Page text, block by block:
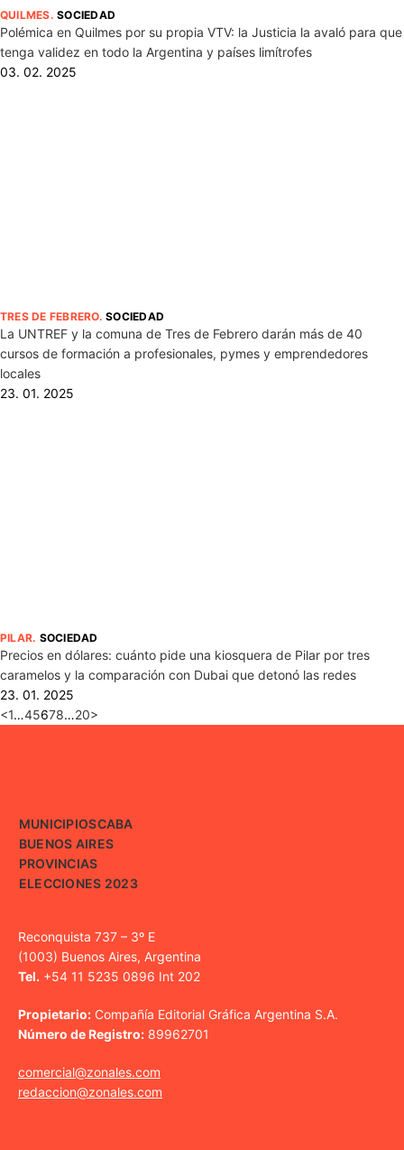
QUILMES.SOCIEDAD
Polémica en Quilmes por su propia VTV: la Justicia la avaló para que
tenga validez en todo la Argentina y países limítrofes
03. 02. 2025
TRES DE FEBRERO.SOCIEDAD
La UNTREF y la comuna de Tres de Febrero darán más de 40
cursos de formación a profesionales, pymes y emprendedores
locales
23. 01. 2025
PILAR. SOCIEDAD
Precios en dólares: cuánto pide una kiosquera de Pilar por tres
caramelos y la comparación con Dubai que detonó las redes
23. 01. 2025
<1…45678…20>
MUNICIPIOSCABA
BUENOS AIRES
PROVINCIAS
ELECCIONES 2023
Reconquista 737 – 3º E
(1003) Buenos Aires, Argentina
Tel. +54 11 5235 0896 Int 202
Propietario: Compañía Editorial Gráfica Argentina S.A.
Número de Registro: 89962701
comercial@zonales.com
redaccion@zonales.com